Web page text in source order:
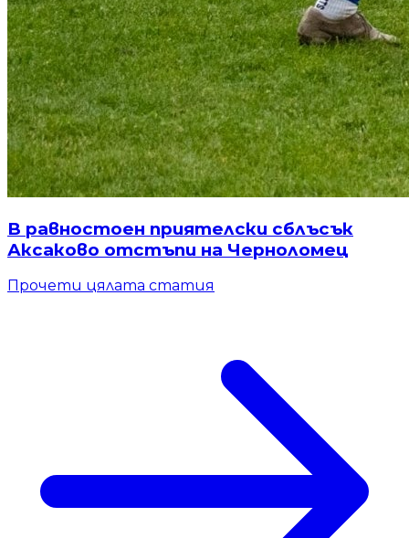
В равностоен приятелски сблъсък
Аксаково отстъпи на Черноломец
Прочети цялата статия